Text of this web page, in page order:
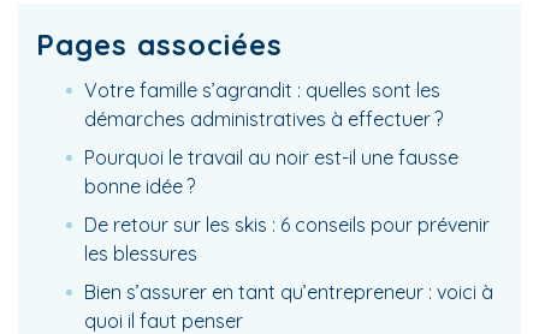
Pages associées
Votre famille s’agrandit : quelles sont les
démarches administratives à effectuer ?
Pourquoi le travail au noir est-il une fausse
bonne idée ?
De retour sur les skis : 6 conseils pour prévenir
les blessures
Bien s’assurer en tant qu’entrepreneur : voici à
quoi il faut penser